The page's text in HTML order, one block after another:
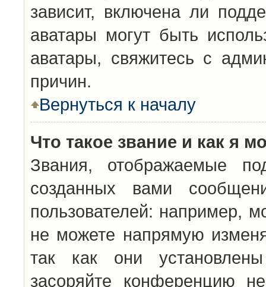
зависит, включена ли
аватары могут быть
аватары, свяжитесь с
причин.
Вернуться к началу
Что такое звание и как я
Звания, отображаемые
созданных вами
пользователей: например,
не можете напрямую
так как они
засоряйте конференцию